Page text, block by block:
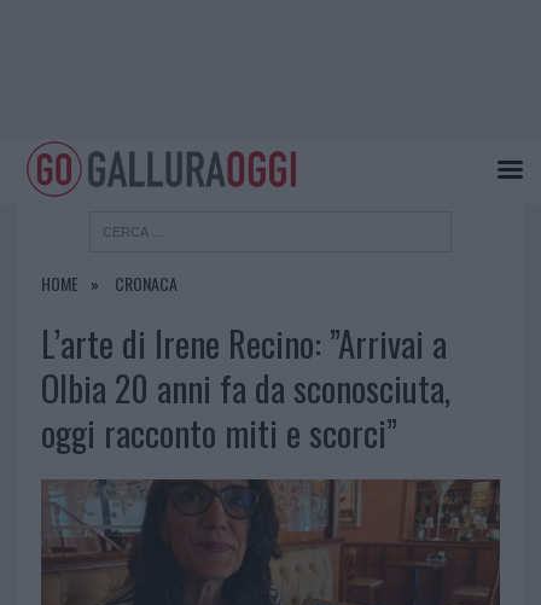
HOME CRONACA
L’arte di Irene Recino: ”Arrivai a
Olbia 20 anni fa da sconosciuta,
oggi racconto miti e scorci”